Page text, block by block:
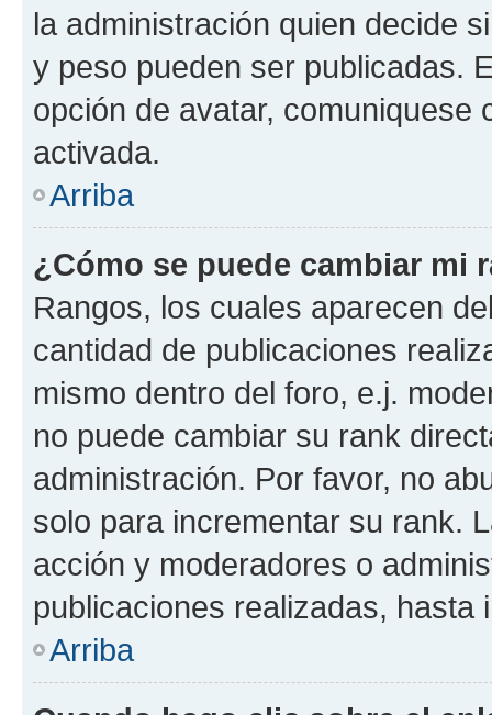
la administración quien decide
y peso pueden ser publicadas.
opción de avatar, comuniquese
activada.
Arriba
¿Cómo se puede cambiar mi
Rangos, los cuales aparecen
cantidad de publicaciones
mismo dentro del foro, e.j.
no puede cambiar su rank
administración. Por favor, no
solo para incrementar su rank.
acción y moderadores o
publicaciones realizadas, hasta
Arriba